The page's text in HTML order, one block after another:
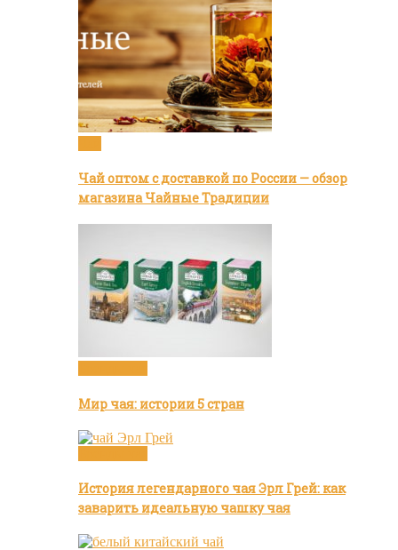
Чай оптом с доставкой по России — обзор
магазина Чайные Традиции
Мир чая: истории 5 стран
История легендарного чая Эрл Грей: как
заварить идеальную чашку чая